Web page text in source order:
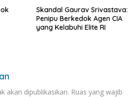
Skandal Gaurav Srivastava:
Penipu Berkedok Agen CIA
yang Kelabuhi Elite RI
akan dipublikasikan. Ruas yang wajib